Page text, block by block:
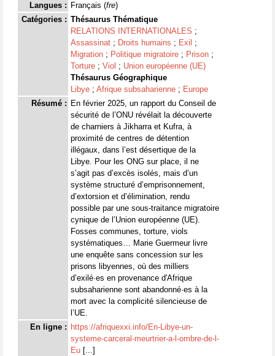
Langues : Français (fre)
Catégories : Thésaurus Thématique
RELATIONS INTERNATIONALES ;
Assassinat ; Droits humains ; Exil ;
Migration ; Politique migratoire ; Prison ;
Torture ; Viol ; Union européenne (UE)
Thésaurus Géographique
Libye ; Afrique subsaharienne ; Europe
Résumé : En février 2025, un rapport du Conseil de
sécurité de l’ONU révélait la découverte
de charniers à Jikharra et Kufra, à
proximité de centres de détention
illégaux, dans l’est désertique de la
Libye. Pour les ONG sur place, il ne
s’agit pas d’excès isolés, mais d’un
système structuré d’emprisonnement,
d’extorsion et d’élimination, rendu
possible par une sous-traitance migratoire
cynique de l’Union européenne (UE).
Fosses communes, torture, viols
systématiques… Marie Guermeur livre
une enquête sans concession sur les
prisons libyennes, où des milliers
d’exilé·es en provenance d'Afrique
subsaharienne sont abandonné·es à la
mort avec la complicité silencieuse de
l’UE.
En ligne : https://afriquexxi.info/En-Libye-un-
systeme-carceral-meurtrier-a-l-ombre-de-l-
Eu [...]